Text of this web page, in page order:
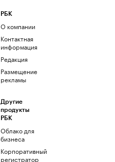
РБК
О компании
Контактная
информация
Редакция
Размещение
рекламы
Другие
продукты
РБК
Облако для
бизнеса
Корпоративный
регистратор